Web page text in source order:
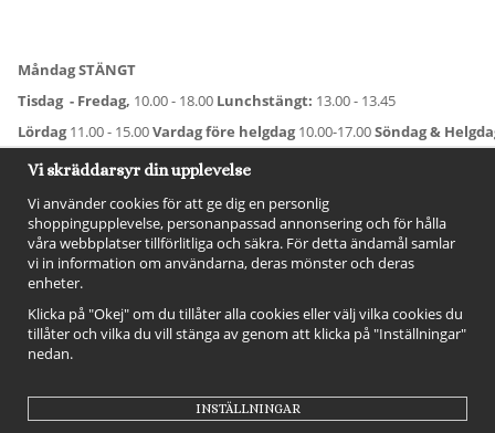
Måndag STÄNGT
Tisdag - Fredag, 10.00 - 18.00 Lunchstängt: 13.00 - 13.45
Lördag11.00 - 15.00Vardag före helgdag10.00-17.00Söndag &
För avvikande öppettider:Titta här
Vi skräddarsyr din upplevelse
Vi använder cookies för att ge dig en personlig
shoppingupplevelse, personanpassad annonsering och för hålla
våra webbplatser tillförlitliga och säkra. För detta ändamål samlar
vi in information om användarna, deras mönster och deras
enheter.
Klicka på "Okej" om du tillåter alla cookies eller välj vilka cookies du
tillåter och vilka du vill stänga av genom att klicka på "Inställningar"
nedan.
INSTÄLLNINGAR